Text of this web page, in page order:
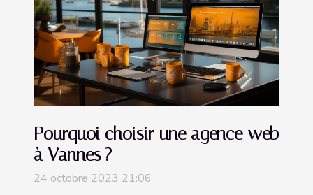
Pourquoi choisir une agence web
à Vannes ?
24 octobre 2023 21:06